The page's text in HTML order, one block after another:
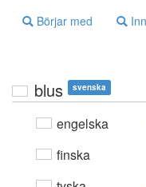
Börjar med
blus svenska
engelska
finska